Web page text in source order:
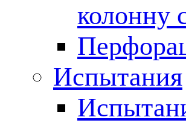
колонну
Испытания